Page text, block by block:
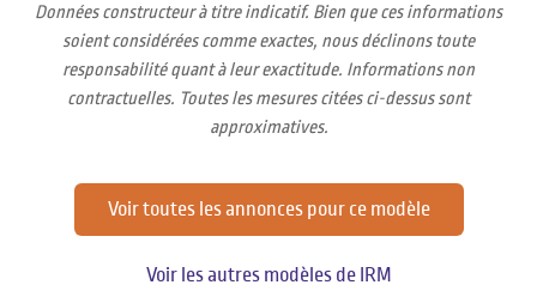
Données constructeur à titre indicatif. Bien que ces informations
soient considérées comme exactes, nous déclinons toute
responsabilité quant à leur exactitude. Informations non
contractuelles. Toutes les mesures citées ci-dessus sont
approximatives.
Voir toutes les annonces pour ce modèle
Voir les autres modèles de IRM